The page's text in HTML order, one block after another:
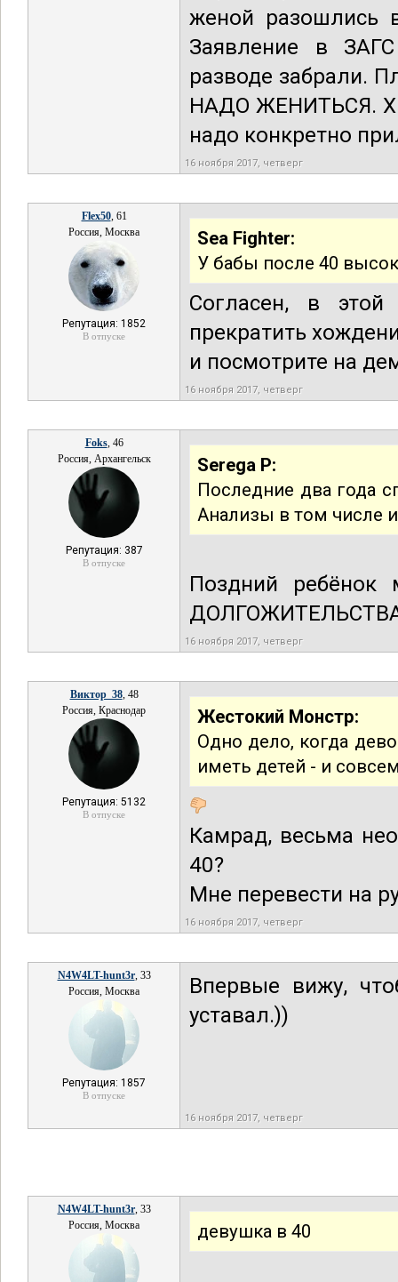
женой разошлись
Заявление в
разводе забрали.
НАДО ЖЕНИТЬСЯ.
надо конкретно
16 ноября 2017, четверг
Flex50, 61
Россия, Москва
Репутация: 1852
В отпуске
Sea Fighter:
У бабы после 40
Согласен, в
прекратить
и посмотрите на
16 ноября 2017, четверг
Foks, 46
Россия, Архангельск
Репутация: 387
В отпуске
Serega P:
Последние два года
Анализы в том числе
Поздний ребёнок
ДОЛГОЖИТЕЛЬСТВА
16 ноября 2017, четверг
Виктор_38, 48
Россия, Краснодар
Репутация: 5132
В отпуске
Жестокий Монстр:
Одно дело, когда
иметь детей - и
Камрад, весьма
40?
Мне перевести на
16 ноября 2017, четверг
N4W4LT-hunt3r, 33
Россия, Москва
Репутация: 1857
В отпуске
Впервые вижу,
уставал.))
16 ноября 2017, четверг
N4W4LT-hunt3r, 33
Россия, Москва
девушка в 40